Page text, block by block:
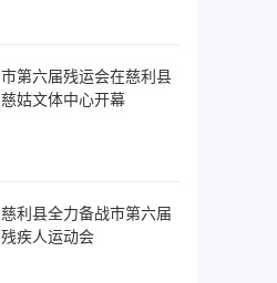
市第六届残运会在慈利县
慈姑文体中心开幕
慈利县全力备战市第六届
残疾人运动会